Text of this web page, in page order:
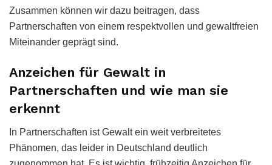
Zusammen können wir dazu beitragen, dass
Partnerschaften von einem respektvollen und gewaltfreien
Miteinander geprägt sind.
Anzeichen für Gewalt in
Partnerschaften und wie man sie
erkennt
In Partnerschaften ist Gewalt ein weit verbreitetes
Phänomen, das leider in Deutschland deutlich